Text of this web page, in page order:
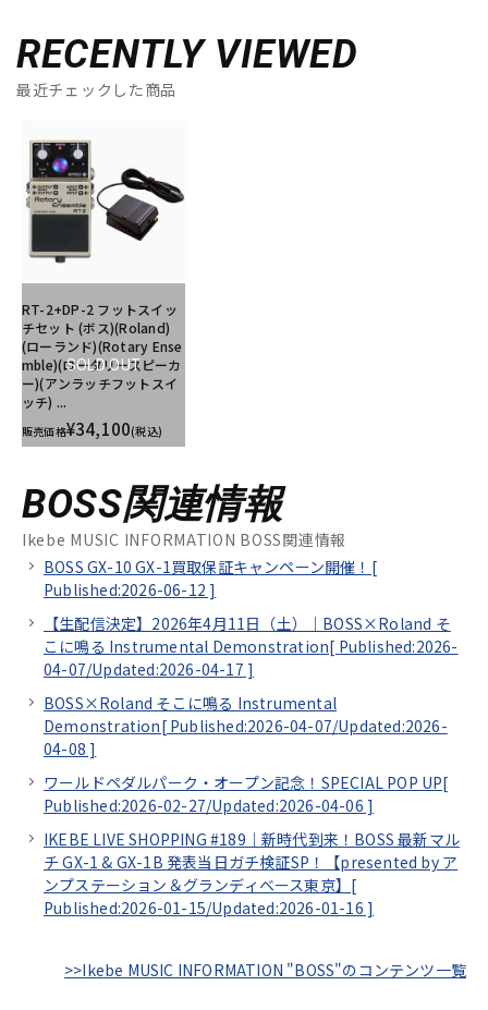
RECENTLY VIEWED
最近チェックした商品
SOLD OUT
RT-2+DP-2 フットスイッ
チセット (ボス)(Roland)
(ローランド)(Rotary Ense
mble)(ロータリースピーカ
ー)(アンラッチフットスイ
ッチ) ...
販売価格¥34,100(税込)
BOSS関連情報
Ikebe MUSIC INFORMATION BOSS関連情報
BOSS GX-10 GX-1買取保証キャンペーン開催！[
Published:2026-06-12 ]
【生配信決定】2026年4月11日（土）｜BOSS×Roland そ
こに鳴る Instrumental Demonstration[ Published:2026-
04-07/Updated:2026-04-17 ]
BOSS×Roland そこに鳴る Instrumental
Demonstration[ Published:2026-04-07/Updated:2026-
04-08 ]
ワールドペダルパーク・オープン記念！SPECIAL POP UP[
Published:2026-02-27/Updated:2026-04-06 ]
IKEBE LIVE SHOPPING #189｜新時代到来！BOSS 最新マル
チ GX-1 & GX-1B 発表当日ガチ検証SP！【presented by ア
ンプステーション＆グランディベース東京】[
Published:2026-01-15/Updated:2026-01-16 ]
>>Ikebe MUSIC INFORMATION "BOSS"のコンテンツ一覧